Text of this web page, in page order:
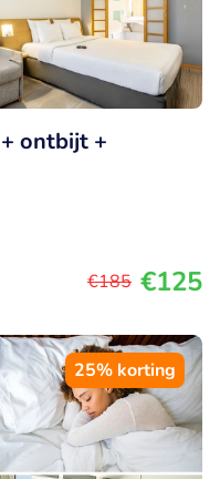
ontbijt +
€185 €125
25% korting